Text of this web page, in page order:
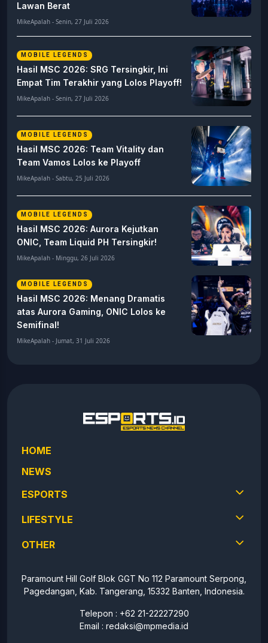
Lawan Berat
MikeApalah - Senin, 27 Juli 2026
MOBILE LEGENDS
Hasil MSC 2026: SRG Tersingkir, Ini
Empat Tim Terakhir yang Lolos Playoff!
MikeApalah - Senin, 27 Juli 2026
MOBILE LEGENDS
Hasil MSC 2026: Team Vitality dan
Team Vamos Lolos ke Playoff
MikeApalah - Sabtu, 25 Juli 2026
MOBILE LEGENDS
Hasil MSC 2026: Aurora Kejutkan
ONIC, Team Liquid PH Tersingkir!
MikeApalah - Minggu, 26 Juli 2026
MOBILE LEGENDS
Hasil MSC 2026: Menang Dramatis
atas Aurora Gaming, ONIC Lolos ke
Semifinal!
MikeApalah - Jumat, 31 Juli 2026
HOME
NEWS
ESPORTS
LIFESTYLE
OTHER
Paramount Hill Golf Blok GGT No 112 Paramount Serpong,
Pagedangan, Kab. Tangerang, 15332 Banten, Indonesia.
Telepon : +62 21-22227290
Email : redaksi@mpmedia.id